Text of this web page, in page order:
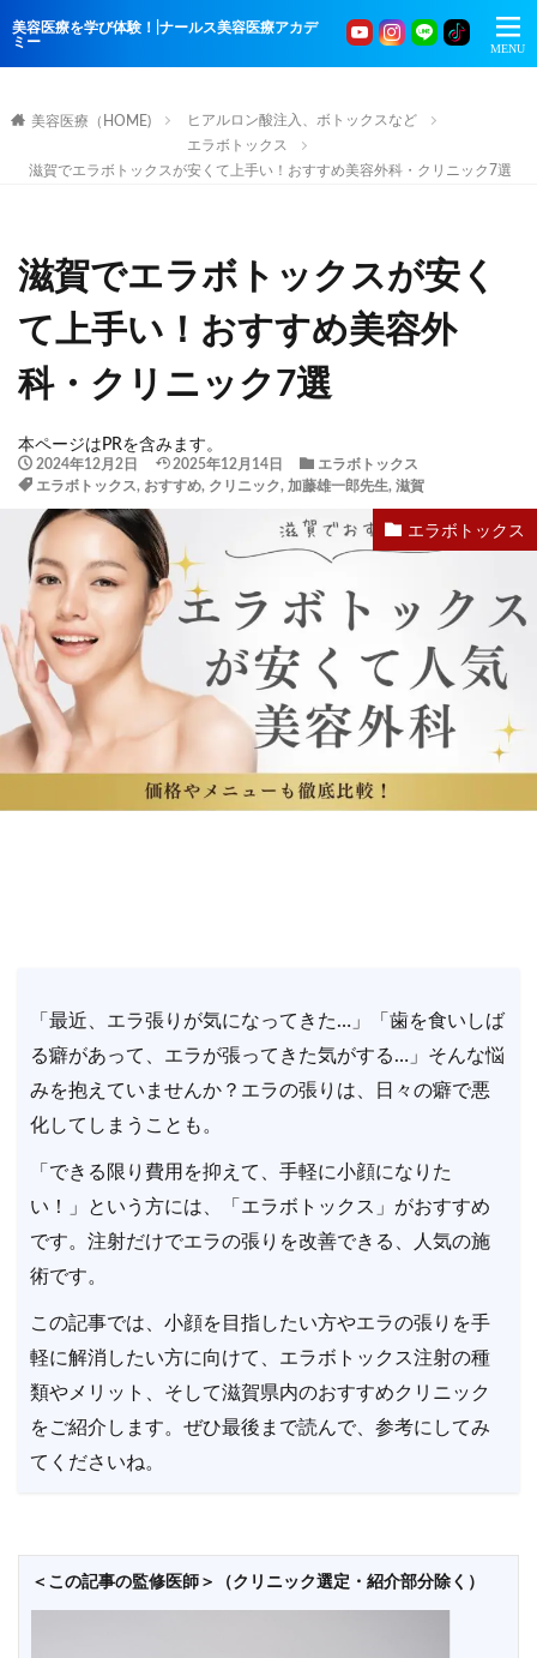
美容医療を学び体験！|ナールス美容医療アカデ
ミー
美容医療（HOME)
ヒアルロン酸注入、ボトックスなど
エラボトックス
滋賀でエラボトックスが安くて上手い！おすすめ美容外科・クリニック7選
滋賀でエラボトックスが安く
て上手い！おすすめ美容外
科・クリニック7選
本ページはPRを含みます。
2024年12月2日 2025年12月14日
エラボトックス
エラボトックス, おすすめ, クリニック, 加藤雄一郎先生, 滋賀
エラボトックス
「最近、エラ張りが気になってきた…」「歯を食いしば
る癖があって、エラが張ってきた気がする…」そんな悩
みを抱えていませんか？エラの張りは、日々の癖で悪
化してしまうことも。
「できる限り費用を抑えて、手軽に小顔になりた
い！」という方には、「エラボトックス」がおすすめ
です。注射だけでエラの張りを改善できる、人気の施
術です。
この記事では、小顔を目指したい方やエラの張りを手
軽に解消したい方に向けて、エラボトックス注射の種
類やメリット、そして滋賀県内のおすすめクリニック
をご紹介します。ぜひ最後まで読んで、参考にしてみ
てくださいね。
＜この記事の監修医師＞（クリニック選定・紹介部分除く）